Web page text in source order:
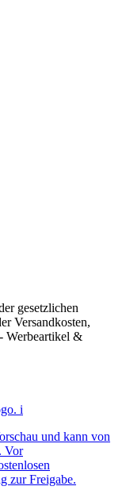
gesetzlichen
Versandkosten,
Werbeartikel &
i
und kann von
Vor
zur Freigabe.